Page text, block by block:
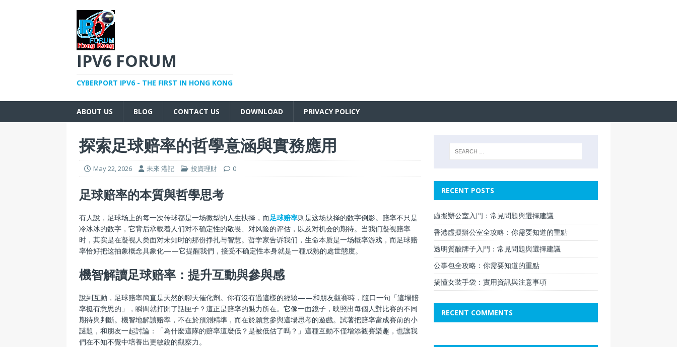
IPV6 FORUM
CYBERPORT IPV6 - THE FIRST IN HONG KONG
ABOUT US BLOG CONTACT US DOWNLOAD PRIVACY POLICY
探索足球赔率的哲學意涵與實務應用
May 22, 2026 未來 港記 投資理財 0
足球赔率的本質與哲學思考
有人說，足球场上的每一次传球都是一场微型的人生抉择，而足球赔率则是这场抉择的数字倒影。赔率不只是
冷冰冰的数字，它背后承载着人们对不确定性的敬畏、对风险的评估，以及对机会的期待。当我们凝视赔率
时，其实是在凝视人类面对未知时的那份挣扎与智慧。哲学家告诉我们，生命本质是一场概率游戏，而足球赔
率恰好把这抽象概念具象化——它提醒我們，接受不确定性本身就是一種成熟的處世態度。
機智解讀足球赔率：提升互動與參與感
說到互動，足球赔率簡直是天然的聊天催化劑。你有沒有過這樣的經驗——和朋友觀賽時，隨口一句「這場賠
率挺有意思的」，瞬間就打開了話匣子？這正是赔率的魅力所在。它像一面鏡子，映照出每個人對比賽的不同
期待與判斷。機智地解讀赔率，不在於預測精準，而在於願意參與這場思考的遊戲。試著把赔率當成賽前的小
謎題，和朋友一起討論：「為什麼這隊的赔率這麼低？是被低估了嗎？」這種互動不僅增添觀賽樂趣，也讓我
們在不知不覺中培養出更敏銳的觀察力。
RECENT POSTS
虛擬辦公室入門：常見問題與選擇建議
香港虛擬辦公室全攻略：你需要知道的重點
透明質酸牌子入門：常見問題與選擇建議
公事包全攻略：你需要知道的重點
搞懂女裝手袋：實用資訊與注意事項
RECENT COMMENTS